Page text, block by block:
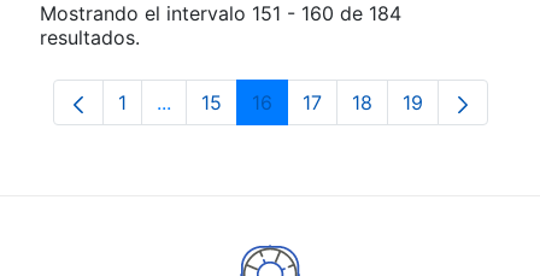
Mostrando el intervalo 151 - 160 de 184
resultados.
Página
1 ...Páginas intermedias Use TAB para
Página
15 Página
16 Página
17 Página
18 Página
19